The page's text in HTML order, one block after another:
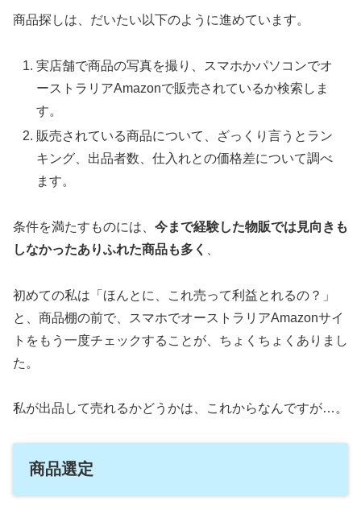
商品探しは、だいたい以下のように進めています。
実店舗で商品の写真を撮り、スマホかパソコンでオ
ーストラリアAmazonで販売されているか検索しま
す。
販売されている商品について、ざっくり言うとラン
キング、出品者数、仕入れとの価格差について調べ
ます。
条件を満たすものには、 今まで経験した物販では見向きも
しなかったありふれた商品も多く
初めての私は「ほんとに、これ売って利益とれるの？」
と、商品棚の前で、スマホでオーストラリアAmazonサイ
トをもう一度チェックすることが、ちょくちょくありまし
た。
私が出品して売れるかどうかは、これからなんですが…。
商品選定